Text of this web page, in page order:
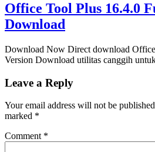
Office Tool Plus 16.4.0
Download
Download Now Direct download
Version Download utilitas canggih
Leave a Reply
Your email address will not be
marked *
Comment *